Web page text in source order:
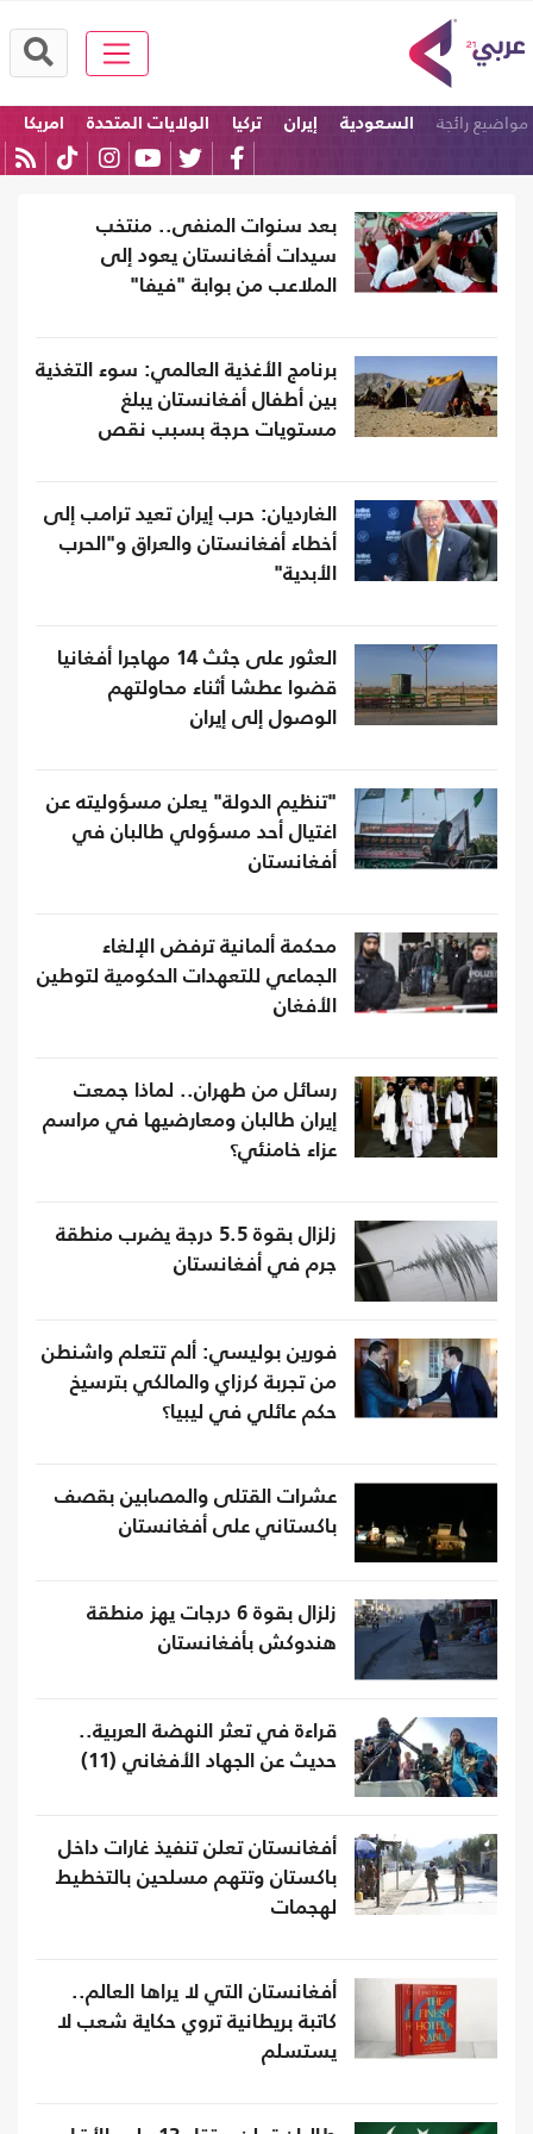
مواضيع رائجة السعودية إيران تركيا الولايات المتحدة
امريكا
بعد سنوات المنفى.. منتخب
سيدات أفغانستان يعود إلى
الملاعب من بوابة "فيفا"
برنامج الأغذية العالمي: سوء التغذية
بين أطفال أفغانستان يبلغ
مستويات حرجة بسبب نقص
الغارديان: حرب إيران تعيد ترامب إلى
أخطاء أفغانستان والعراق و"الحرب
الأبدية"
العثور على جثث 14 مهاجرا أفغانيا
قضوا عطشا أثناء محاولتهم
الوصول إلى إيران
"تنظيم الدولة" يعلن مسؤوليته عن
اغتيال أحد مسؤولي طالبان في
أفغانستان
محكمة ألمانية ترفض الإلغاء
الجماعي للتعهدات الحكومية لتوطين
الأفغان
رسائل من طهران.. لماذا جمعت
إيران طالبان ومعارضيها في مراسم
عزاء خامنئي؟
زلزال بقوة 5.5 درجة يضرب منطقة
جرم في أفغانستان
فورين بوليسي: ألم تتعلم واشنطن
من تجربة كرزاي والمالكي بترسيخ
حكم عائلي في ليبيا؟
عشرات القتلى والمصابين بقصف
باكستاني على أفغانستان
زلزال بقوة 6 درجات يهز منطقة
هندوكش بأفغانستان
قراءة في تعثر النهضة العربية..
حديث عن الجهاد الأفغاني (11)
أفغانستان تعلن تنفيذ غارات داخل
باكستان وتتهم مسلحين بالتخطيط
لهجمات
أفغانستان التي لا يراها العالم..
كاتبة بريطانية تروي حكاية شعب لا
يستسلم